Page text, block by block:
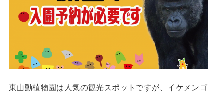
東山動植物園は人気の観光スポットですが、イケメンゴ